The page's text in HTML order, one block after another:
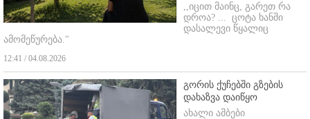
,,იცით მაინც, გარეთ რა
დროა? ... ცოტა ხანში
დასალევი წყალიც
ამომეწურება."
12:41 / 04.08.2026
გორის ქუჩებში გზების
დახაზვა დაიწყო
ახალი ამბები